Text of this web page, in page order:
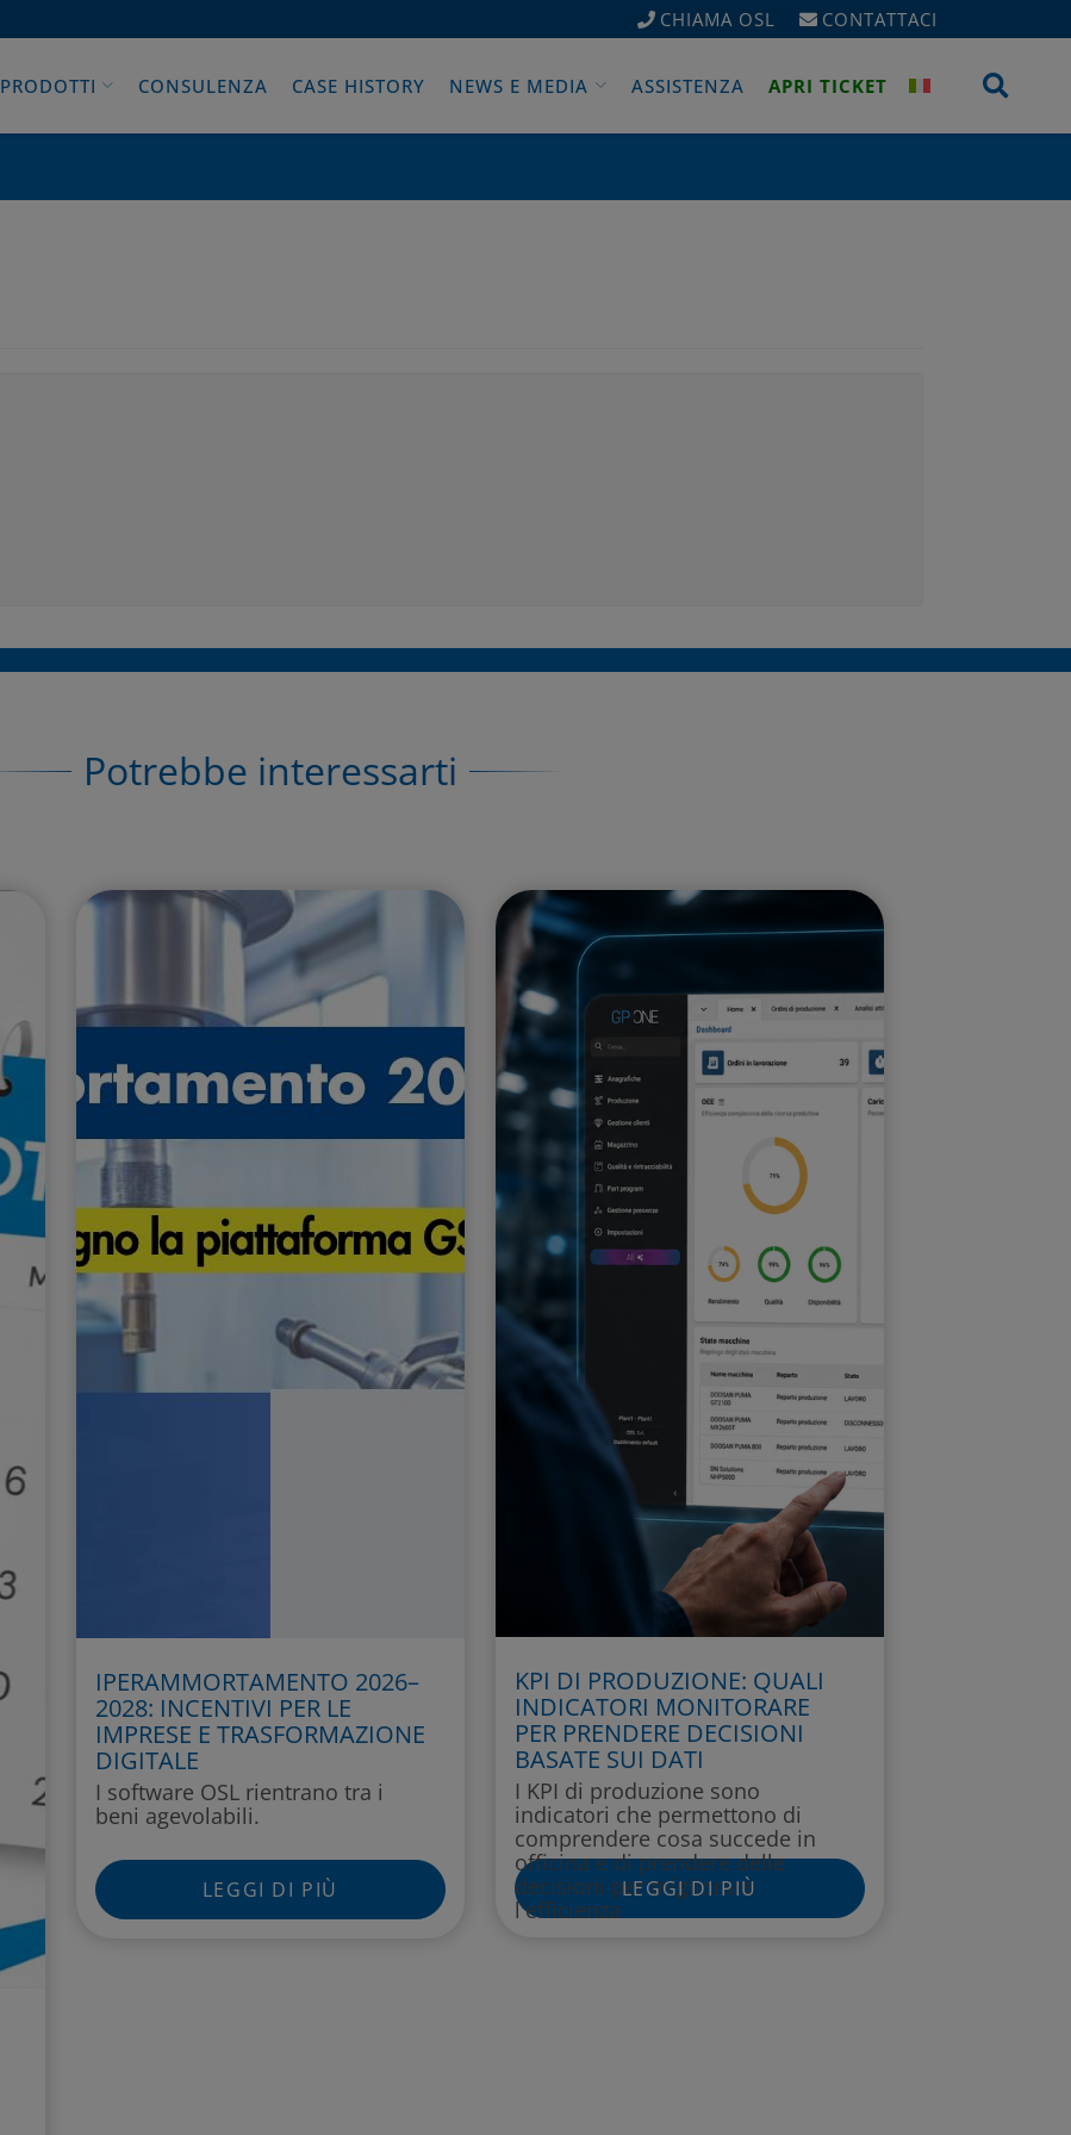
CHIAMA OSL CONTATTACI
PRODOTTI CONSULENZA CASE HISTORY NEWS E MEDIA ASSISTENZA APRI TICKET
Potrebbe interessarti
IPERAMMORTAMENTO 2026–
2028: INCENTIVI PER LE
IMPRESE E TRASFORMAZIONE
DIGITALE
I software OSL rientrano tra i
beni agevolabili.
LEGGI DI PIÙ
KPI DI PRODUZIONE: QUALI
INDICATORI MONITORARE
PER PRENDERE DECISIONI
BASATE SUI DATI
I KPI di produzione sono
indicatori che permettono di
comprendere cosa succede in
officina e di prendere delle
decisioni per migliorare
l'efficienza
LEGGI DI PIÙ